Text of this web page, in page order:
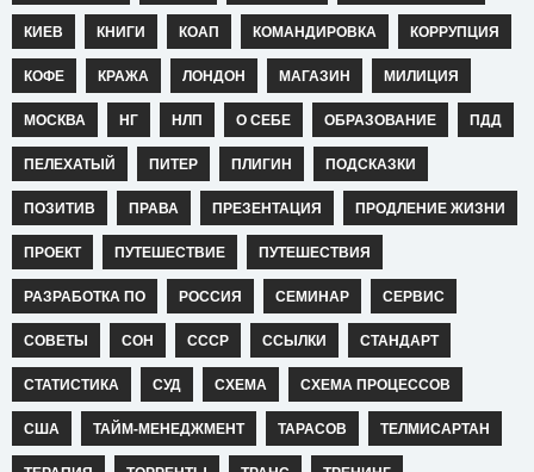
КИЕВ КНИГИ КОАП КОМАНДИРОВКА КОРРУПЦИЯ
КОФЕ КРАЖА ЛОНДОН МАГАЗИН МИЛИЦИЯ
МОСКВА НГ НЛП О СЕБЕ ОБРАЗОВАНИЕ ПДД
ПЕЛЕХАТЫЙ ПИТЕР ПЛИГИН ПОДСКАЗКИ
ПОЗИТИВ ПРАВА ПРЕЗЕНТАЦИЯ ПРОДЛЕНИЕ ЖИЗНИ
ПРОЕКТ ПУТЕШЕСТВИЕ ПУТЕШЕСТВИЯ
РАЗРАБОТКА ПО РОССИЯ СЕМИНАР СЕРВИС
СОВЕТЫ СОН СССР ССЫЛКИ СТАНДАРТ
СТАТИСТИКА СУД СХЕМА СХЕМА ПРОЦЕССОВ
США ТАЙМ-МЕНЕДЖМЕНТ ТАРАСОВ ТЕЛМИСАРТАН